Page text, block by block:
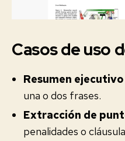
Casos de uso
Resumen ejecutivo
una o dos frases.
Extracción de
penalidades o